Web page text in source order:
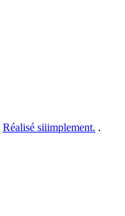
Réalisé siiimplement. .